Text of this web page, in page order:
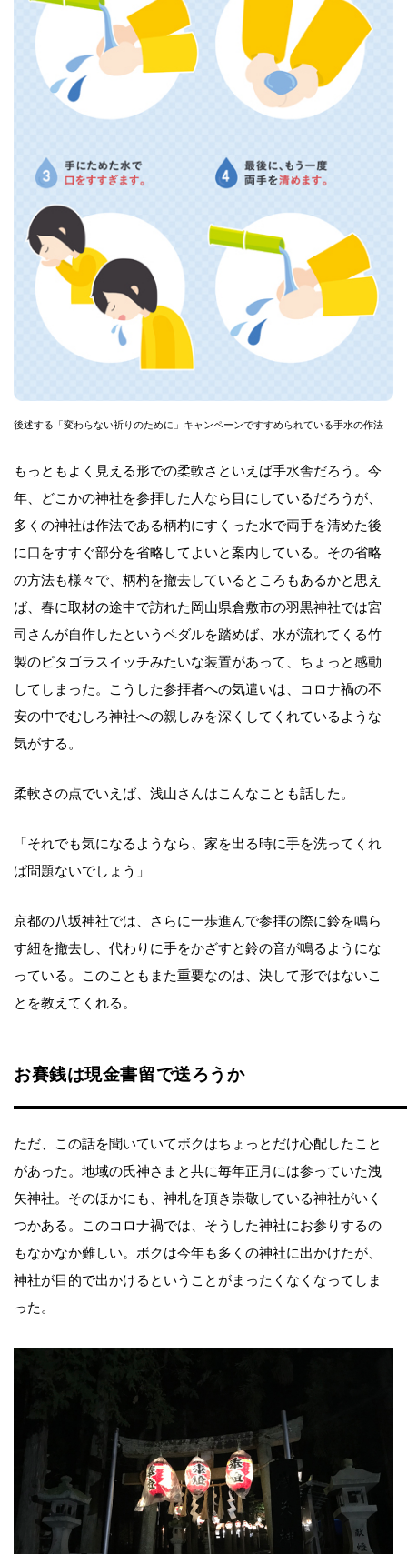
後述する「変わらない祈りのために」キャンペーンですすめられている手水の作法
もっともよく見える形での柔軟さといえば手水舎だろう。今
年、どこかの神社を参拝した人なら目にしているだろうが、
多くの神社は作法である柄杓にすくった水で両手を清めた後
に口をすすぐ部分を省略してよいと案内している。その省略
の方法も様々で、柄杓を撤去しているところもあるかと思え
ば、春に取材の途中で訪れた岡山県倉敷市の羽黒神社では宮
司さんが自作したというペダルを踏めば、水が流れてくる竹
製のピタゴラスイッチみたいな装置があって、ちょっと感動
してしまった。こうした参拝者への気遣いは、コロナ禍の不
安の中でむしろ神社への親しみを深くしてくれているような
気がする。
柔軟さの点でいえば、浅山さんはこんなことも話した。
「それでも気になるようなら、家を出る時に手を洗ってくれ
ば問題ないでしょう」
京都の八坂神社では、さらに一歩進んで参拝の際に鈴を鳴ら
す紐を撤去し、代わりに手をかざすと鈴の音が鳴るようにな
っている。このこともまた重要なのは、決して形ではないこ
とを教えてくれる。
お賽銭は現金書留で送ろうか
ただ、この話を聞いていてボクはちょっとだけ心配したこと
があった。地域の氏神さまと共に毎年正月には参っていた洩
矢神社。そのほかにも、神札を頂き崇敬している神社がいく
つかある。このコロナ禍では、そうした神社にお参りするの
もなかなか難しい。ボクは今年も多くの神社に出かけたが、
神社が目的で出かけるということがまったくなくなってしま
った。